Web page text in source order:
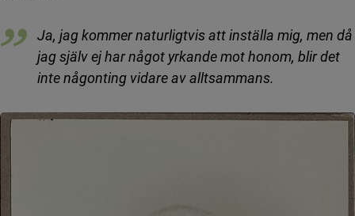
Ja, jag kommer naturligtvis att inställa mig, men då
jag själv ej har något yrkande mot honom, blir det
inte någonting vidare av alltsammans.